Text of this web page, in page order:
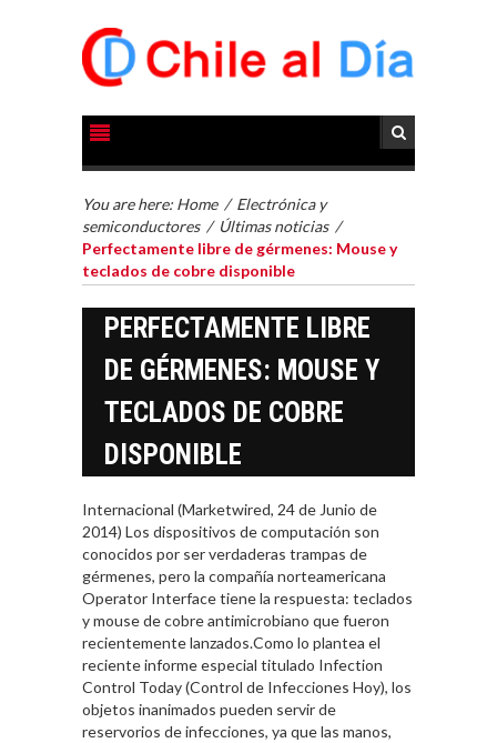
You are here: Home / Electrónica y
semiconductores / Últimas noticias /
Perfectamente libre de gérmenes: Mouse y
teclados de cobre disponible
PERFECTAMENTE LIBRE
DE GÉRMENES: MOUSE Y
TECLADOS DE COBRE
DISPONIBLE
Internacional (Marketwired, 24 de Junio de
2014) Los dispositivos de computación son
conocidos por ser verdaderas trampas de
gérmenes, pero la compañía norteamericana
Operator Interface tiene la respuesta: teclados
y mouse de cobre antimicrobiano que fueron
recientemente lanzados.Como lo plantea el
reciente informe especial titulado Infection
Control Today (Control de Infecciones Hoy), los
objetos inanimados pueden servir de
reservorios de infecciones, ya que las manos,